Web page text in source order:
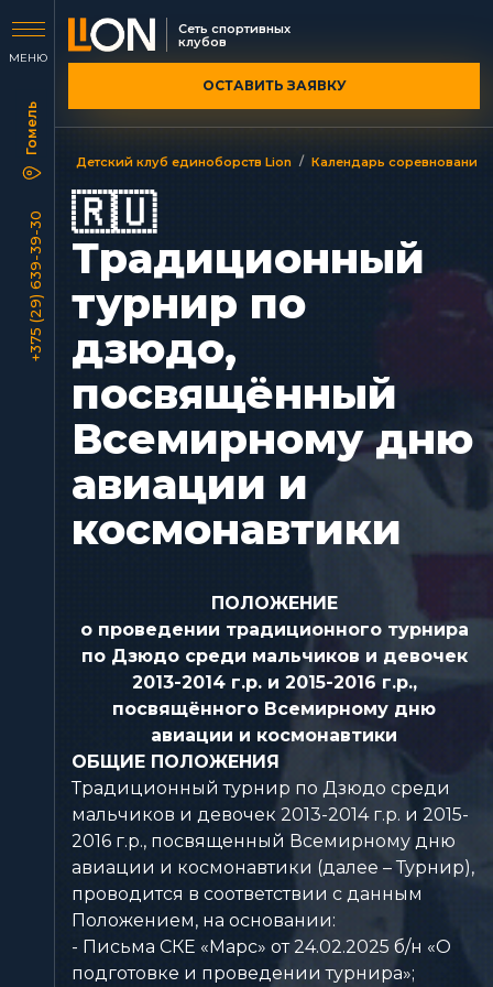
МЕНЮ
+375 (29) 639-39-30
Сеть спортивных
клубов
ОСТАВИТЬ ЗАЯВКУ
Детский клуб единоборств Lion / Календарь соревнований
🇷🇺
Традиционный
турнир по
дзюдо,
посвящённый
Всемирному дню
авиации и
космонавтики
ПОЛОЖЕНИЕ
о проведении традиционного турнира
по Дзюдо среди мальчиков и девочек
2013-2014 г.р. и 2015-2016 г.р.,
посвящённого Всемирному дню
авиации и космонавтики
ОБЩИЕ ПОЛОЖЕНИЯ
Традиционный турнир по Дзюдо среди
мальчиков и девочек 2013-2014 г.р. и 2015-
2016 г.р., посвященный Всемирному дню
авиации и космонавтики (далее – Турнир),
проводится в соответствии с данным
Положением, на основании:
- Письма СКЕ «Марс» от 24.02.2025 б/н «О
подготовке и проведении турнира»;